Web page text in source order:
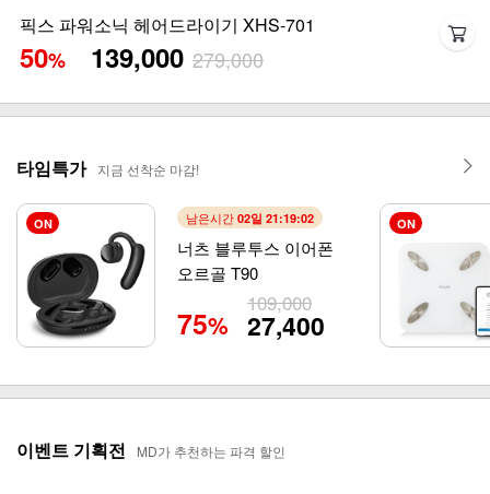
픽스 파워소닉 헤어드라이기 XHS-701
50% 139,000 279,000
타임특가 지금 선착순 마감!
ON 남은시간 02일 21:18:59
너츠 블루투스 이어폰
오르골 T90
75%
109,000
27,400
ON
이벤트 기획전 MD가 추천하는 파격 할인